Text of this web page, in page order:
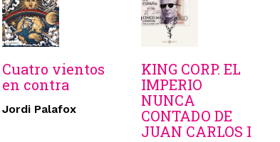
Cuatro vientos
en contra
Jordi Palafox
KING CORP. EL
IMPERIO
NUNCA
CONTADO DE
JUAN CARLOS I